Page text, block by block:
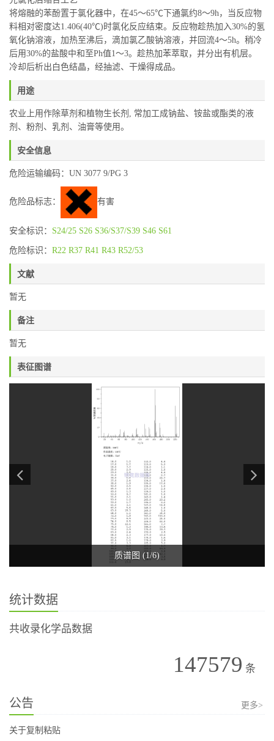
将熔融的苯酚置于氯化器中，在45～65℃下通氯约8～9h，当反应物
料相对密度达1.406(40℃)时氯化反应结束。反应物趁热加入30%的氢
氧化钠溶液，加热至沸后，滴加氯乙酸钠溶液，并回流4～5h。稍冷
后用30%的盐酸中和至Ph值1～3。趁热加苯萃取，并分出有机层。
冷却后析出白色结晶，经抽滤、干燥得成品。
用途
农业上用作除草剂和植物生长剂, 常加工成钠盐、铵盐或酯类的液
剂、粉剂、乳剂、油膏等使用。
安全信息
危险运输编码：UN 3077 9/PG 3
危险品标志： 有害
安全标识： S24/25 S26 S36/S37/S39 S46 S61
危险标识： R22 R37 R41 R43 R52/53
文献
暂无
备注
暂无
表征图谱
质谱图 (1/6)
统计数据
共收录化学品数据
147579 条
公告 更多>
关于复制粘贴